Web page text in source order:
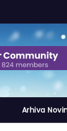
Arhiva